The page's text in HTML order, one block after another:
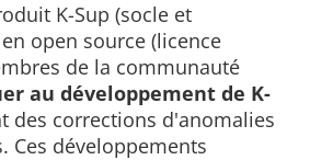
K-Sup (socle et
open source (licence
de la communauté
au développement de K-
des corrections d'anomalies
Ces développements